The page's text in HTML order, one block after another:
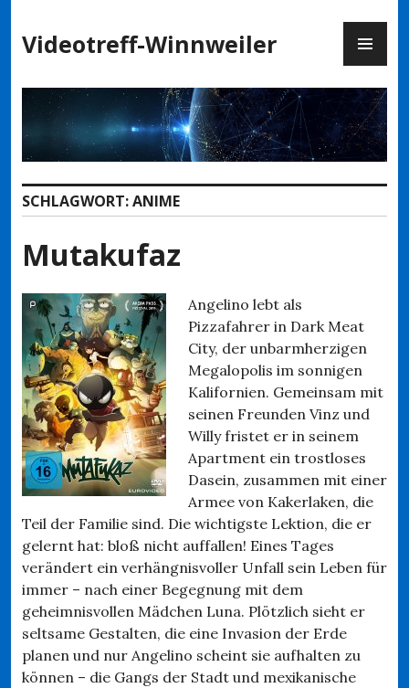
Inhalt
springen
Videotreff-Winnweiler
SCHLAGWORT:ANIME
Mutakufaz
Angelino lebt als
Pizzafahrer in Dark Meat
City, der unbarmherzigen
Megalopolis im sonnigen
Kalifornien. Gemeinsam mit
seinen Freunden Vinz und
Willy fristet er in seinem
Apartment ein trostloses
Dasein, zusammen mit einer
Armee von Kakerlaken, die
Teil der Familie sind. Die wichtigste Lektion, die er
gelernt hat: bloß nicht auffallen! Eines Tages
verändert ein verhängnisvoller Unfall sein Leben für
immer – nach einer Begegnung mit dem
geheimnisvollen Mädchen Luna. Plötzlich sieht er
seltsame Gestalten, die eine Invasion der Erde
planen und nur Angelino scheint sie aufhalten zu
können – die Gangs der Stadt und mexikanische